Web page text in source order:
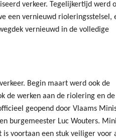
verkeer. Tegelijkertijd werd
een vernieuwd rioleringsstelsel,
vernieuwd in de volledige
Begin maart werd ook de
de werken aan de riolering en de
geopend door Vlaams
burgemeester Luc Wouters.
is voortaan een stuk veiliger voor